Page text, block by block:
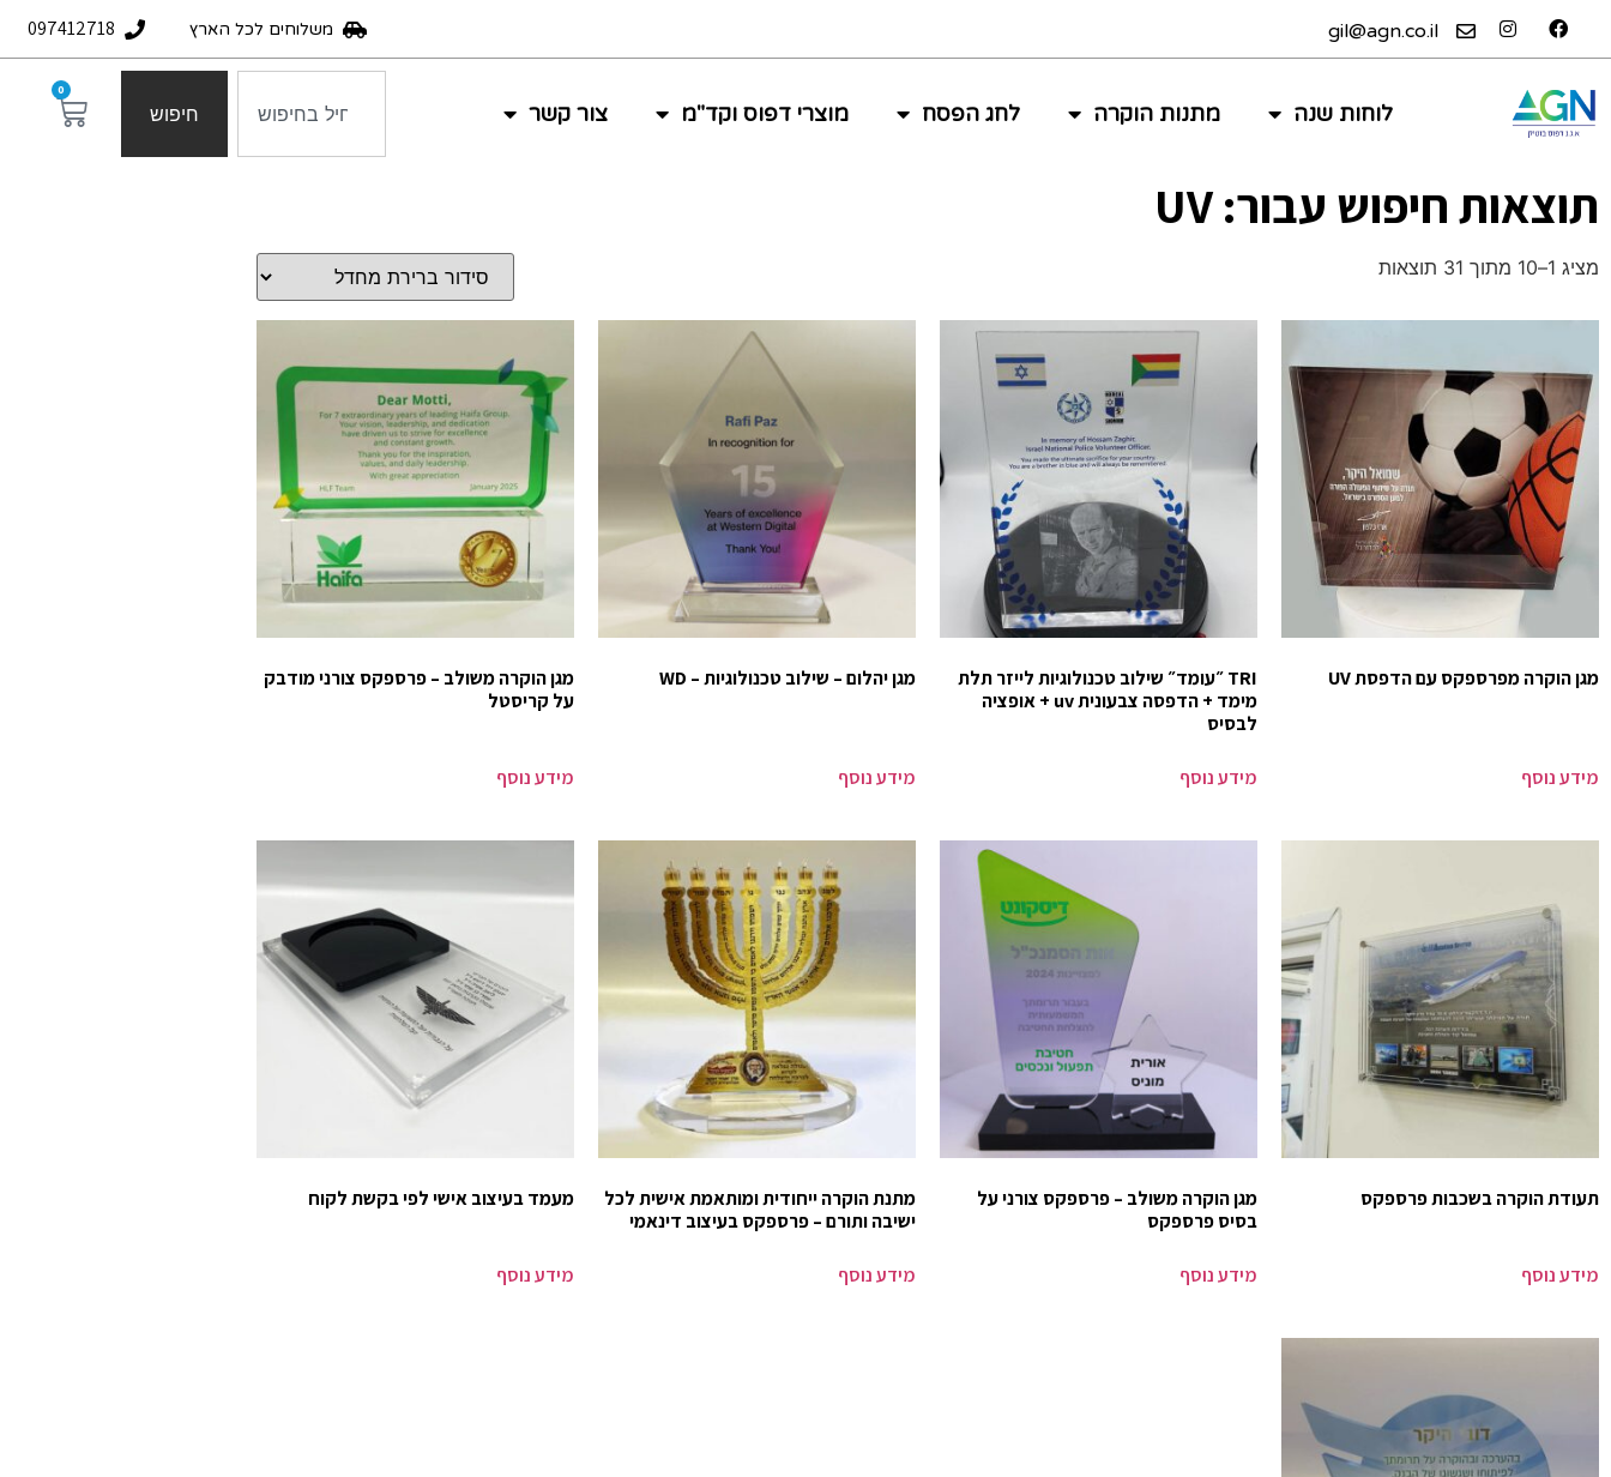
gil@agn.co.il משלוחים לכל הארץ 097412718
לוחות שנה מתנות הוקרה לחג הפסח מוצרי דפוס וקד"מ צור קשר חיפוש
0
תוצאות חיפוש עבור: UV
מציג 1–10 מתוך 31 תוצאות
מגן הוקרה מפרספקס עם הדפסת UV
מידע נוסף
TRI ״עומד״ שילוב טכנולוגיות לייזר תלת
מימד + הדפסה צבעונית uv + אופציה
לבסיס
מידע נוסף
מגן יהלום – שילוב טכנולוגיות – WD
מידע נוסף
מגן הוקרה משולב – פרספקס צורני מודבק
על קריסטל
מידע נוסף
תעודת הוקרה בשכבות פרספקס
מידע נוסף
מגן הוקרה משולב – פרספקס צורני על
בסיס פרספקס
מידע נוסף
מתנת הוקרה ייחודית ומותאמת אישית לכל
ישיבה ותורם – פרספקס בעיצוב דינאמי
מידע נוסף
מעמד בעיצוב אישי לפי בקשת לקוח
מידע נוסף